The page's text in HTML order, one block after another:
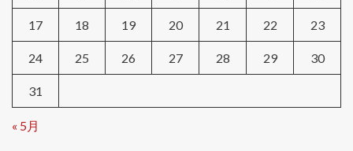
17 18 19 20 21 22 23
24 25 26 27 28 29 30
31
« 5月